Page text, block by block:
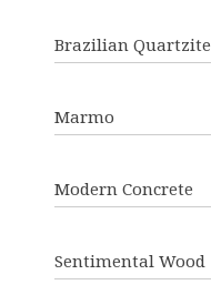
Brazilian Quartzite
Marmo
Modern Concrete
Sentimental Wood